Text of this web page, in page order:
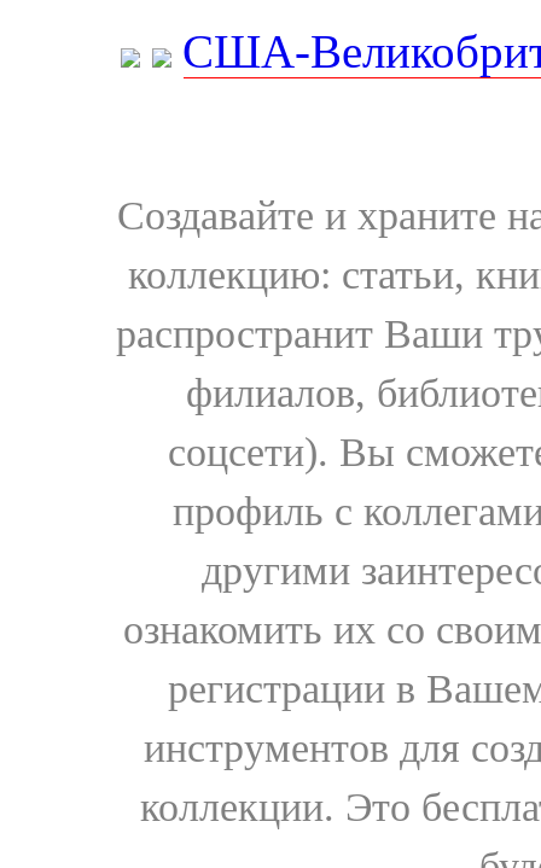
США-
Создавайте и храните
коллекцию: статьи,
распространит Ваши
филиалов,
соцсети). Вы
профиль с
другими
ознакомить их со
регистрации в
инструментов для
коллекции. Это